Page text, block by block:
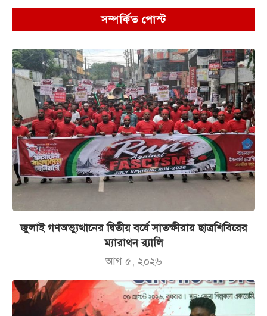
সম্পর্কিত পোস্ট
জুলাই গণঅভ্যুত্থানের দ্বিতীয় বর্ষে সাতক্ষীরায় ছাত্রশিবিরের
ম্যারাথন র‌্যালি
আগ ৫, ২০২৬